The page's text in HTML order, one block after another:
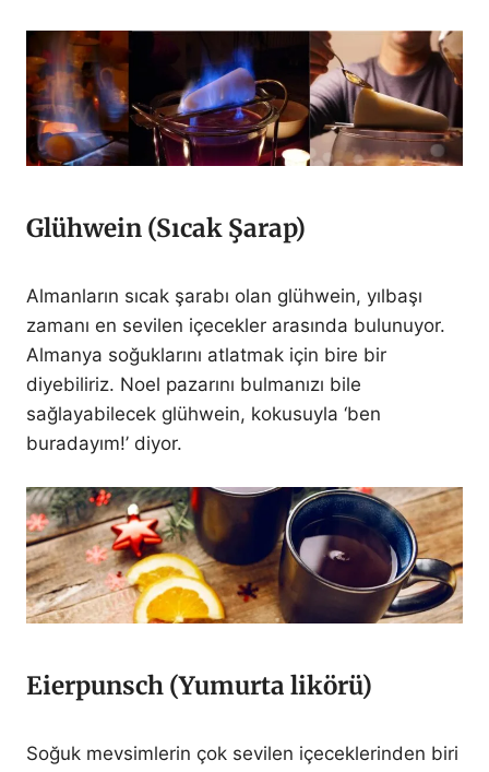
Glühwein (Sıcak Şarap)
Almanların sıcak şarabı olan glühwein, yılbaşı
zamanı en sevilen içecekler arasında bulunuyor.
Almanya soğuklarını atlatmak için bire bir
diyebiliriz. Noel pazarını bulmanızı bile
sağlayabilecek glühwein, kokusuyla ‘ben
buradayım!’ diyor.
Eierpunsch (Yumurta likörü)
Soğuk mevsimlerin çok sevilen içeceklerinden biri